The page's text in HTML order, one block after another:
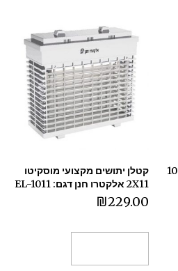
מלכודת זבובים לוח דביק L (10
קטלן יתושים מקצועי מוסקיטו
2X11 אלקטרו חנן דגם: EL-1011
₪229.00